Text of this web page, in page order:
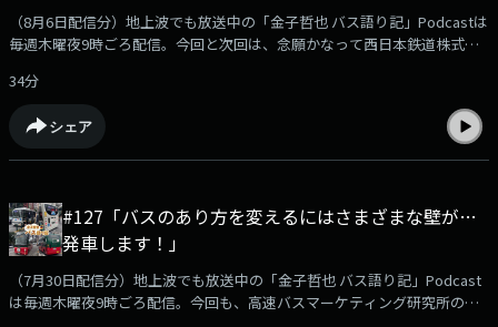
（8月6日配信分）地上波でも放送中の「金子哲也 バス語り記」Podcastは
毎週木曜夜9時ごろ配信。今回と次回は、念願かなって西日本鉄道株式会
のか！？じっくりとお話を伺いました。Podcast限定のおまけ企画「バス
停探検隊」もあります！podcast版のバス語り記もお楽しみください！
【出演】金子哲也（KBCラジオディレクター）吉武修平さん（西日本鉄道
株式会社 自動車事業本部 営業部）沖浜貴彦さん（バス路線探検家）
34分
シェア
#127「バスのあり方を変えるにはさまざまな壁が…
発車します！」
（7月30日配信分）地上波でも放送中の「金子哲也 バス語り記」Podcast
は毎週木曜夜9時ごろ配信。今回も、高速バスマーケティング研究所の成